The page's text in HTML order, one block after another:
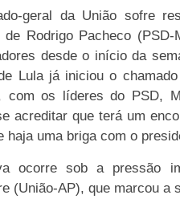
geral da União sofre
de Rodrigo Pacheco
desde o início da
Lula já iniciou o
com os líderes do PSD,
acreditar que terá um
haja uma briga com o
ocorre sob a pressão
(União-AP), que marcou a